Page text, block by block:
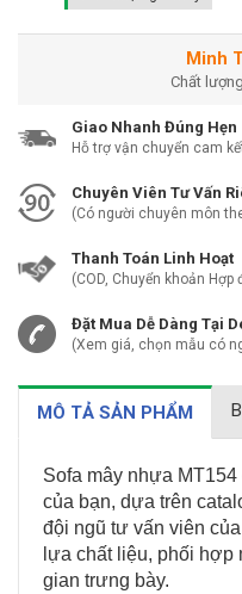
Minh
Chất
Giao Nhanh Đúng Hẹn
Hỗ trợ vận chuyển cam
Chuyên Viên Tư Vấn
(Có người chuyên môn
Thanh Toán Linh Hoạt
(COD, Chuyển khoản
Đặt Mua Dễ Dàng Tại
(Xem giá, chọn mẫu có
MÔ TẢ SẢN PHẨM
Sofa mây nhựa
của bạn, dựa trên
đội ngũ tư vấn viên
lựa chất liệu, phối
gian trưng bày.